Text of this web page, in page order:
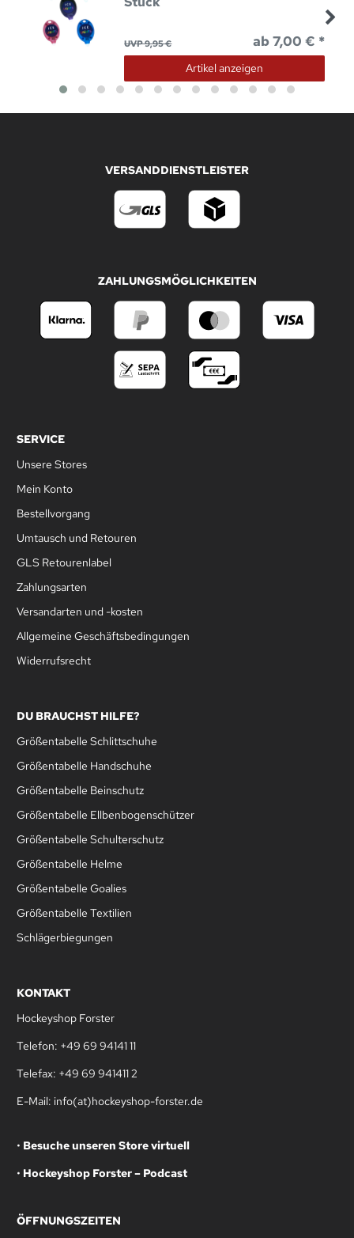
UVP 9,95 € ab 7,00 € *
Artikel anzeigen
VERSANDDIENSTLEISTER
ZAHLUNGSMÖGLICHKEITEN
SERVICE
Unsere Stores
Mein Konto
Bestellvorgang
Umtausch und Retouren
GLS Retourenlabel
Zahlungsarten
Versandarten und -kosten
Allgemeine Geschäftsbedingungen
Widerrufsrecht
DU BRAUCHST HILFE?
Größentabelle Schlittschuhe
Größentabelle Handschuhe
Größentabelle Beinschutz
Größentabelle Ellbenbogenschützer
Größentabelle Schulterschutz
Größentabelle Helme
Größentabelle Goalies
Größentabelle Textilien
Schlägerbiegungen
KONTAKT
Hockeyshop Forster
Telefon: +49 69 94141 11
Telefax: +49 69 941411 2
E-Mail: info(at)hockeyshop-forster.de
• Besuche unseren Store virtuell
• Hockeyshop Forster – Podcast
ÖFFNUNGSZEITEN